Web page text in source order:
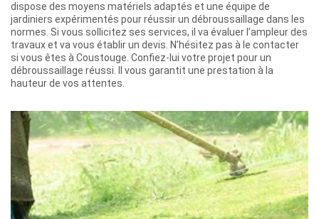
dispose des moyens matériels adaptés et une équipe de
jardiniers expérimentés pour réussir un débroussaillage dans les
normes. Si vous sollicitez ses services, il va évaluer l’ampleur des
travaux et va vous établir un devis. N’hésitez pas à le contacter
si vous êtes à Coustouge. Confiez-lui votre projet pour un
débroussaillage réussi. Il vous garantit une prestation à la
hauteur de vos attentes.